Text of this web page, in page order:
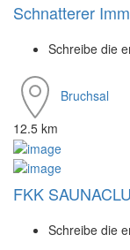
Schnatterer
Schreibe die
Bruchsal
12.5 km
FKK
Schreibe die